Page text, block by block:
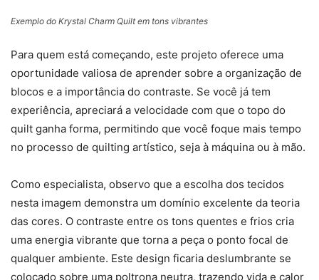
Exemplo do Krystal Charm Quilt em tons vibrantes
Para quem está começando, este projeto oferece uma
oportunidade valiosa de aprender sobre a organização de
blocos e a importância do contraste. Se você já tem
experiência, apreciará a velocidade com que o topo do
quilt ganha forma, permitindo que você foque mais tempo
no processo de quilting artístico, seja à máquina ou à mão.
Como especialista, observo que a escolha dos tecidos
nesta imagem demonstra um domínio excelente da teoria
das cores. O contraste entre os tons quentes e frios cria
uma energia vibrante que torna a peça o ponto focal de
qualquer ambiente. Este design ficaria deslumbrante se
colocado sobre uma poltrona neutra, trazendo vida e calor